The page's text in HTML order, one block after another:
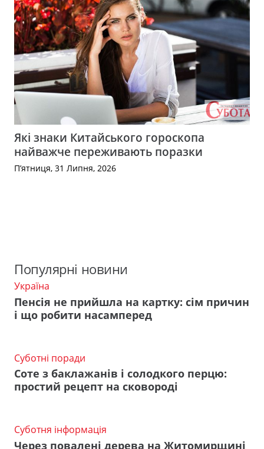
Які знаки Китайського гороскопа
найважче переживають поразки
П’ятниця, 31 Липня, 2026
Популярні новини
Україна
Пенсія не прийшла на картку: сім причин
і що робити насамперед
Суботні поради
Соте з баклажанів і солодкого перцю:
простий рецепт на сковороді
Суботня інформація
Через повалені дерева на Житомирщині